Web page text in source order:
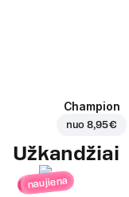
Champion
nuo8,95 €
Užkandžiai
naujiena